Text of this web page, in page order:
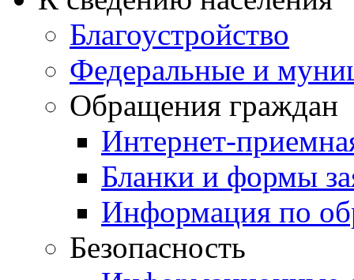
Благоустройство
Федеральные и
Обращения граждан
Интернет-
Бланки и формы
Информация по
Безопасность